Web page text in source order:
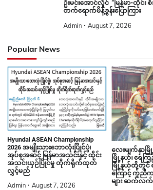
ဦးမင်းအောင်လှိုင် “မြန်မာ-ထိုင်း စီ
တက်ရောက်မိန့်ခွန်းပြောကြား
Admin August 7, 2026
Popular News
Hyundai ASEAN Championship
2026 အမျိုးသားဘောလုံးပြိုင်ပွဲ၊
အုပ်စုအဆင့် မြန်မာအသင်းနှင့် ထိုင်း
အသင်းယှဉ်ပြိုင်မှု တိုက်ရိုက်ထုတ်
လွှင့်မည်
Admin August 7, 2026
လေးမျက်နှာမ
မြို့နယ်၊ ရေက
မြို့နယ်တို့တွင် ရ
ကြောင့် ကူညီ
များ ဆက်လ